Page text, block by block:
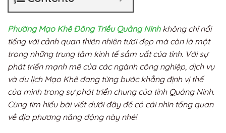
Phường Mạo Khê Đông Triều Quảng Ninhkhông chỉ nổi
tiếng với cảnh quan thiên nhiên tươi đẹp mà còn là một
trong những trung tâm kinh tế sầm uất của tỉnh. Với sự
phát triển mạnh mẽ của các ngành công nghiệp, dịch vụ
và du lịch Mạo Khê đang từng bước khẳng định vị thế
của mình trong sự phát triển chung của tỉnh Quảng Ninh.
Cùng tìm hiểu bài viết dưới đây để có cái nhìn tổng quan
về địa phương năng động này nhé!